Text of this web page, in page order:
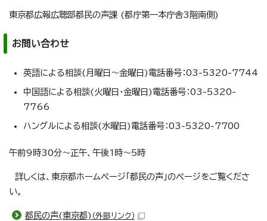
東京都広報広聴部都民の声課 (都庁第一本庁舎3階南側)
お問い合わせ
英語による相談(月曜日～金曜日)電話番号：03-5320-7744
中国語による相談(火曜日・金曜日)電話番号：03-5320-
7766
ハングルによる相談(水曜日)電話番号：03-5320-7700
午前9時30分～正午、午後1時～5時
詳しくは、東京都ホームページ「都民の声」のページをご覧くださ
い。
都民の声(東京都) （外部リンク）